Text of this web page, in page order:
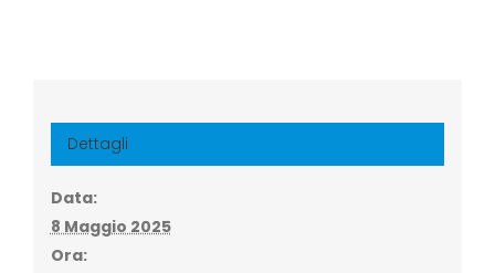
Dettagli
Data:
8 Maggio 2025
Ora: